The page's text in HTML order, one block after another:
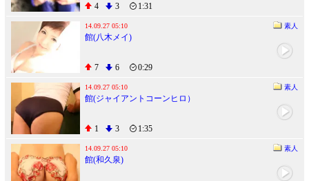
4 3 1:31
14.09.27 05:10 素人
館(八木メイ)
7 6 0:29
14.09.27 05:10 素人
館(ジャイアントコーンヒロ）
1 3 1:35
14.09.27 05:10 素人
館(和久泉)